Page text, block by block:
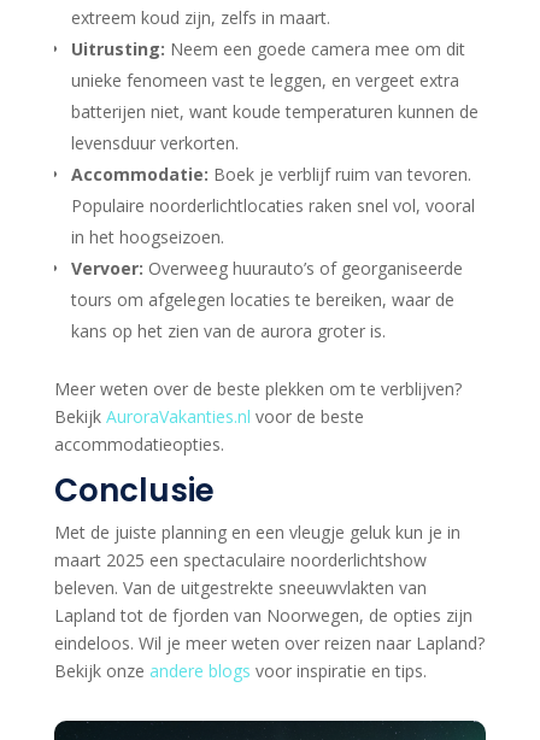
extreem koud zijn, zelfs in maart.
Uitrusting: Neem een goede camera mee om dit
unieke fenomeen vast te leggen, en vergeet extra
batterijen niet, want koude temperaturen kunnen de
levensduur verkorten.
Accommodatie: Boek je verblijf ruim van tevoren.
Populaire noorderlichtlocaties raken snel vol, vooral
in het hoogseizoen.
Vervoer: Overweeg huurauto’s of georganiseerde
tours om afgelegen locaties te bereiken, waar de
kans op het zien van de aurora groter is.
Meer weten over de beste plekken om te verblijven?
Bekijk AuroraVakanties.nl voor de beste
accommodatieopties.
Conclusie
Met de juiste planning en een vleugje geluk kun je in
maart 2025 een spectaculaire noorderlichtshow
beleven. Van de uitgestrekte sneeuwvlakten van
Lapland tot de fjorden van Noorwegen, de opties zijn
eindeloos. Wil je meer weten over reizen naar Lapland?
Bekijk onze andere blogs voor inspiratie en tips.